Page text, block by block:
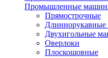
Промышленные
Прямострочные
Двухигольные
Оверлоки
Плоскошовные